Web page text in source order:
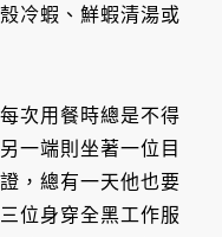
冷蝦、鮮蝦清湯或
次用餐時總是不得
一端則坐著一位目
，總有一天他也要
位身穿全黑工作服